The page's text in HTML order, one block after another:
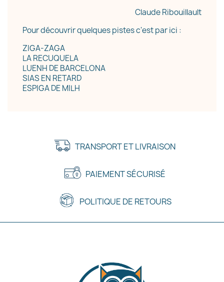
Claude Ribouillault
Pour découvrir quelques pistes c'est par ici :
ZIGA-ZAGA
LA RECUQUELA
LUENH DE BARCELONA
SIAS EN RETARD
ESPIGA DE MILH
TRANSPORT ET LIVRAISON
PAIEMENT SÉCURISÉ
POLITIQUE DE RETOURS